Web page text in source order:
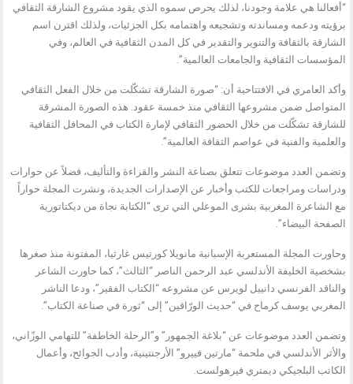
“أفعالنا هي علامة وجودنا، لذلك يحرص سموه الذي يقود مشروع الشارقة الثقافي
برؤيته ودعمه ومساندته وتشجيعه واهتمامه بكل الجزئيات، ولذلك اقترن اسم
الشارقة بالثقافة والتنوير والتقدير في كل المدن الثقافية في العالم، وفي
المؤسسات الثقافية والجامعات العالمية”.
وأكد العامري في الافتتاحية أن: “صورة الشارقة تشكّلت من خلال الفعل الثقافي
المتواصل ضمن مشروعها الثقافي منذ خمسة عقود. هذه الصورة المشرقة
للشارقة تشكّلت من خلال الحضور الثقافي لإمارة الكتاب في المحافل الثقافية
والعلمية والفنية في عواصم الثقافة العالمية”.
وتضمن العدد موضوعات تتعلق بصناعة النشر والقراءة والتأليف، فضلاً عن حوارات
ودراسات ومراجعات للكتب وأخبار عن الإصدارات الجديدة، ونشرت المجلة حواراً
مع الشاعرة المغربية بشرى الموعلي التي ترى “الكتابة نجاة من ديكتاتورية
الصفحة البيضاء”.
وحاورت المجلة المستعربة الإسبانية مانويلا كورتيس غارثيا، المفتونة منذ صغرها
بشخصية الخليفة الأندلسي عبد الرحمن الناصر “الثالث”، كما حاورت الشاعر
والناقد الفرنسي دانييل لويرس عن مشروعه “الكتاب الفقير”، ودعا الناشر
المغربي يوسف كرماح في “حديث الورّاقين” إلى “ثورة في صناعة الكتاب”.
وتضمن العدد موضوعات عن “بلاغة الجمهور” و”الرحلة الخاطفة” للتهامي الوزّاني،
والأثر الأندلسي في ملحمة “مارتين فييرو” الأرجنتينية، وأدب الجوائح، وأعمال
الكاتب البلجيكي ديمتري فيرهولست.